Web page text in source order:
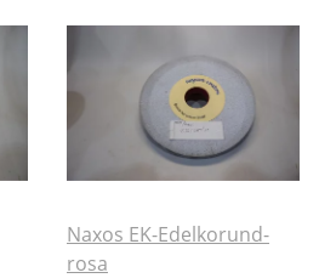
Naxos EK-Edelkorund-
rosa